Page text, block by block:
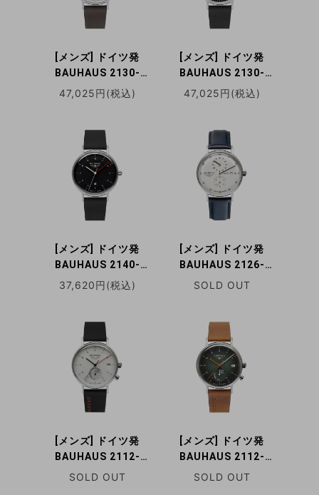
[メンズ] ドイツ発
BAUHAUS 2130-
1QZ バウハウス クォ
47,025円(税込)
[メンズ] ドイツ発
BAUHAUS 2130-
2QZ バウハウス クォ
47,025円(税込)
[メンズ] ドイツ発
BAUHAUS 2140-
2QZ バウハウス クォ
37,620円(税込)
[メンズ] ドイツ発
BAUHAUS 2126-
1AT バウハウス レギ
SOLD OUT
[メンズ] ドイツ発
BAUHAUS 2112-
1SP バウハウス ソー
SOLD OUT
[メンズ] ドイツ発
BAUHAUS 2112-
4SP バウハウス ソー
SOLD OUT